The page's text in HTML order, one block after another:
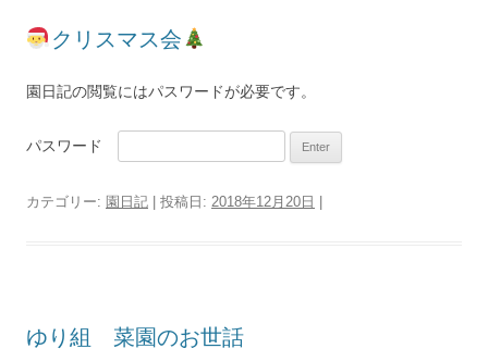
クリスマス会
園日記の閲覧にはパスワードが必要です。
パスワード
カテゴリー: 園日記 | 投稿日: 2018年12月20日 |
ゆり組 菜園のお世話